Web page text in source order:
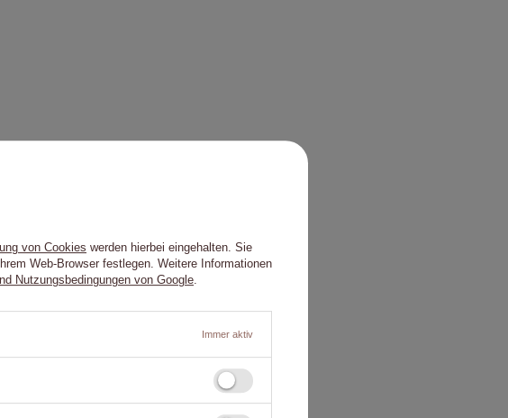
von Cookies werden hierbei eingehalten. Sie
Web-Browser festlegen. Weitere Informationen
Nutzungsbedingungen von Google.
Immer aktiv